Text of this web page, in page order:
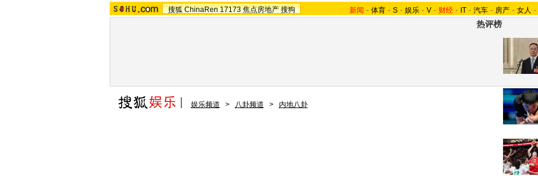
搜狐 ChinaRen 17173 焦点房地产 搜狗 新闻 - 体育 - S - 娱乐 - V - 财经 - IT - 汽车 - 房产 - 女人 -
热评榜
娱乐频道 > 八卦频道 > 内地八卦